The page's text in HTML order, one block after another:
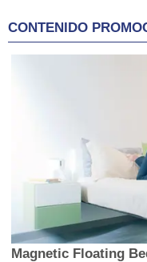
minute,
59
seconds
CONTENIDO
Magnetic Floating